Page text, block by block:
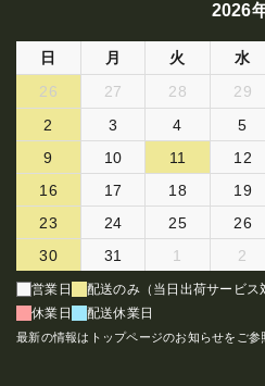
2026
日 月 火 水
26
27 28 29
2
3 4 5
9
10 11 12
16
17 18 19
23
24 25 26
30
31 1 2
営業日
配送のみ（当日出荷サービス
休業日
配送休業日
最新の情報はトップページのお知らせをご参